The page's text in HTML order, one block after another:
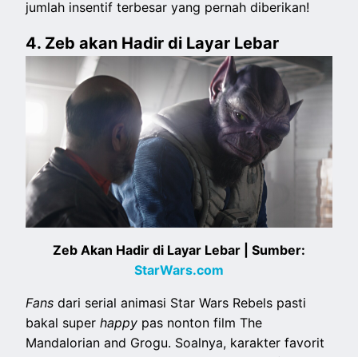
jumlah insentif terbesar yang pernah diberikan!
4. Zeb akan Hadir di Layar Lebar
Zeb Akan Hadir di Layar Lebar | Sumber:
StarWars.com
Fansdari serial animasi Star Wars Rebels pasti
bakal superhappy pas nonton film The
Mandalorian and Grogu. Soalnya, karakter favorit